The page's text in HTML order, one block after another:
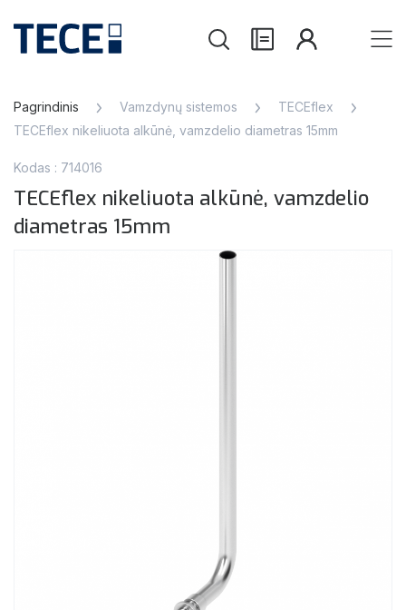
Pagrindinis Vamzdynų sistemos
TECEflex
TECEflex nikeliuota alkūnė, vamzdelio diametras 15mm
Kodas : 714016
TECEflex nikeliuota alkūnė, vamzdelio
diametras 15mm